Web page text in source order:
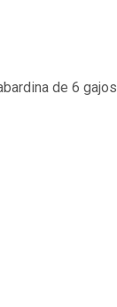
de 6 gajos